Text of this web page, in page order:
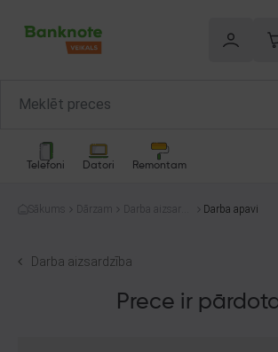
Telefoni Datori Remontam
Sākums Dārzam
Darba aizsardz
Darba apavi
Darba aizsardzība
Prece ir